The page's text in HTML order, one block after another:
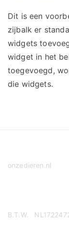
Dit is een
zijbalk er
widgets
widget in het
toegevoegd,
die widgets.
onzedieren.nl
B.T.W.